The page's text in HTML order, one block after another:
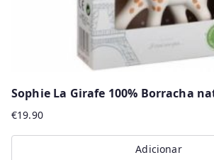
Sophie La Girafe 100% Borracha
€19.90
Adicionar